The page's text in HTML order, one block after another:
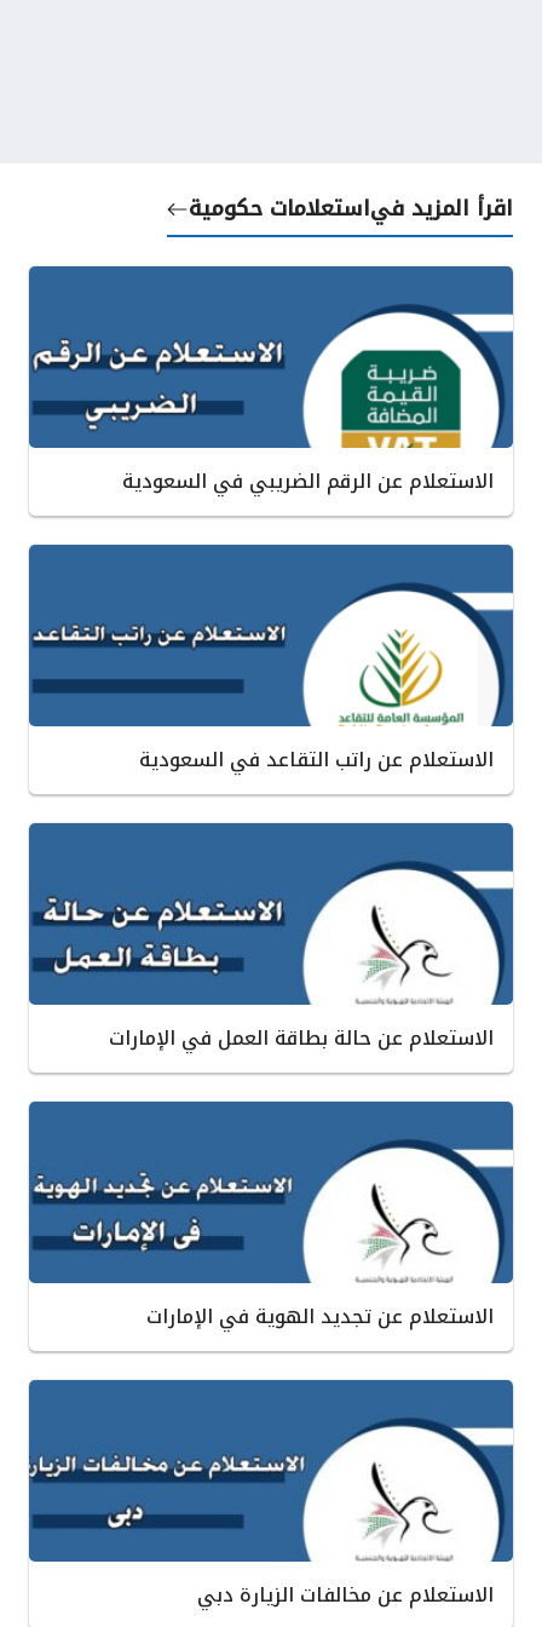
اقرأ المزيد فياستعلامات حكومية
الاستعلام عن الرقم الضريبي في السعودية
الاستعلام عن راتب التقاعد في السعودية
الاستعلام عن حالة بطاقة العمل في الإمارات
الاستعلام عن تجديد الهوية في الإمارات
الاستعلام عن مخالفات الزيارة دبي